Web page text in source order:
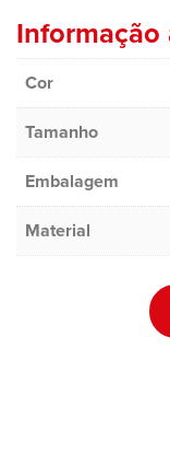
Cor
Tamanho
Embalagem
Material